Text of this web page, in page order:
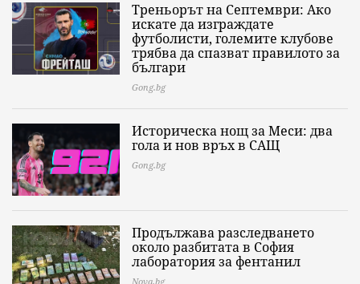
Треньорът на Септември: Ако
искате да изграждате
футболисти, големите клубове
трябва да спазват правилото за
българи
Gong.bg
Историческа нощ за Меси: два
гола и нов връх в САЩ
Gong.bg
Продължава разследването
около разбитата в София
лаборатория за фентанил
Nova.bg